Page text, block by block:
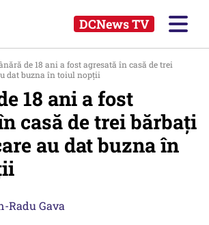
DCNews TV
de 18 ani a fost agresată în casă de trei
dat buzna în toiul nopții
18 ani a fost
casă de trei bărbați
au dat buzna în
Radu Gava